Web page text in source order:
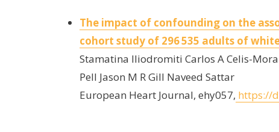
The impact of confounding on the
cohort study of 296 535 adults of
Stamatina Iliodromiti Carlos A Celis-
Pell Jason M R Gill Naveed Sattar
European Heart Journal, ehy057, https://